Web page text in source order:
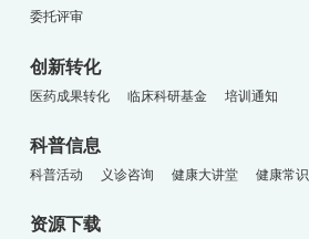
委托评审
创新转化
医药成果转化 临床科研基金 培训通知
科普信息
科普活动 义诊咨询 健康大讲堂 健康常识
资源下载